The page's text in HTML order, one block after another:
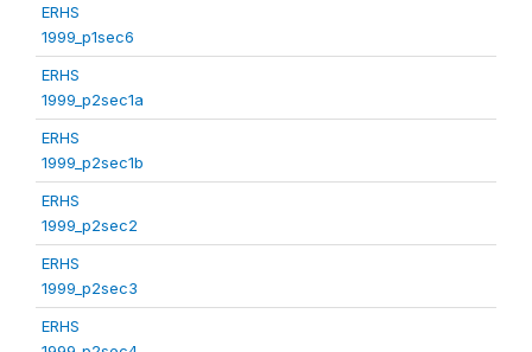
ERHS
1999_p1sec6
ERHS
1999_p2sec1a
ERHS
1999_p2sec1b
ERHS
1999_p2sec2
ERHS
1999_p2sec3
ERHS